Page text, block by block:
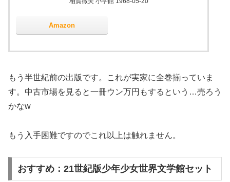
Amazon
もう半世紀前の出版です。これが実家に全巻揃っていま
す。中古市場を見ると一冊ウン万円もするという…売ろう
かなw
もう入手困難ですのでこれ以上は触れません。
おすすめ：21世紀版少年少女世界文学館セット